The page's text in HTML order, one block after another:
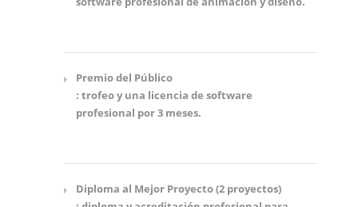
Premio del Público
: trofeo y una licencia de software
profesional por 3 meses.
Diploma al Mejor Proyecto (2 proyectos)